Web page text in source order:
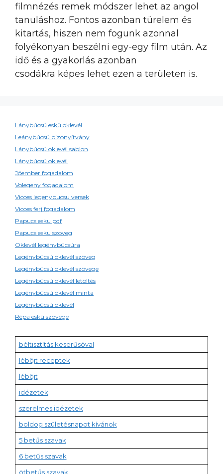
filmnézés remek módszer lehet az angol
tanuláshoz. Fontos azonban türelem és
kitartás, hiszen nem fogunk azonnal
folyékonyan beszélni egy-egy film után. Az
idő és a gyakorlás azonban
csodákra képes lehet ezen a területen is.
Lánybúcsú eskü oklevél
Leánybúcsú bizonyítvány
Lánybúcsú oklevél sablon
Lánybúcsú oklevél
Jóember fogadalom
Volegeny fogadalom
Vicces legenybucsu versek
Vicces ferj fogadalom
Papucs esku pdf
Papucs esku szoveg
Oklevél legénybúcsúra
Legénybúcsú oklevél szöveg
Legénybúcsú oklevél szövege
Legénybúcsú oklevél letöltés
Legénybúcsú oklevél minta
Legénybúcsú oklevél
Répa eskü szövege
béltisztítás keserűsóval
léböjt receptek
léböjt
idézetek
szerelmes idézetek
boldog születésnapot kívánok
5 betűs szavak
6 betűs szavak
ötbetűs szavak